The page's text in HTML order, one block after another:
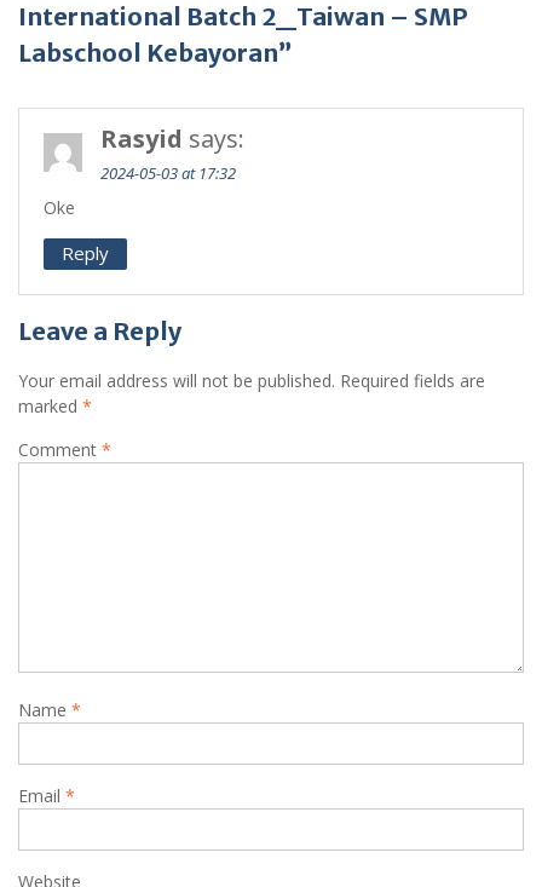
International Batch 2_Taiwan – SMP
Labschool Kebayoran”
Rasyid says:
2024-05-03 at 17:32
Oke
Reply
Leave a Reply
Your email address will not be published. Required fields are
marked *
Comment *
Name *
Email *
Website